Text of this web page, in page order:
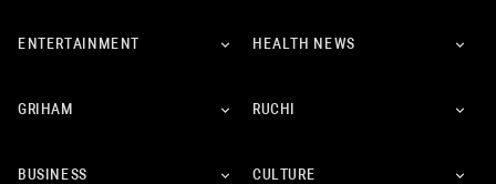
ENTERTAINMENT HEALTH NEWS
GRIHAM RUCHI
BUSINESS CULTURE